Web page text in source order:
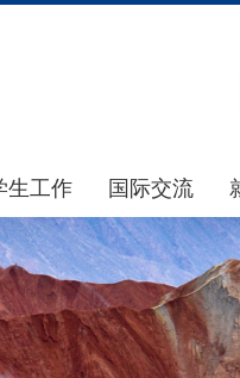
生工作
知公告
采展示
学建设
助贷补
国际交流
办事指南
通知公告
规章制度
动态